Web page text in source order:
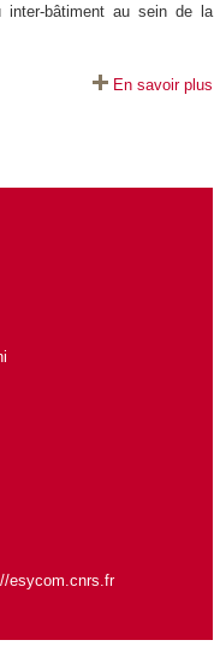
inter-bâtiment au sein de la
En savoir plus
esycom.cnrs.fr